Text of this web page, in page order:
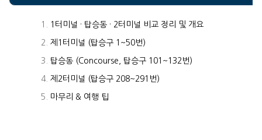
1터미널 · 탑승동 · 2터미널 비교 정리 및 개요
제1터미널 (탑승구 1~50번)
탑승동 (Concourse, 탑승구 101~132번)
제2터미널 (탑승구 208~291번)
마무리 & 여행 팁